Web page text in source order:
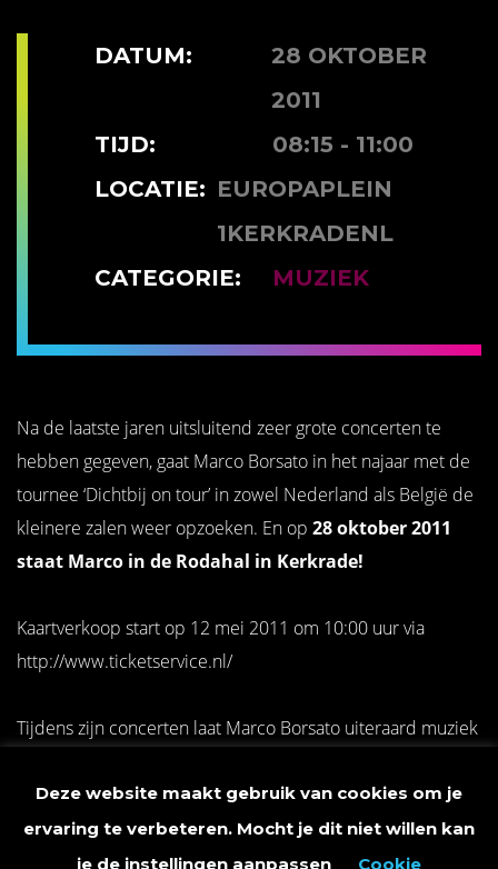
DATUM:
28 OKTOBER
2011
TIJD:
08:15 - 11:00
LOCATIE: EUROPAPLEIN
1KERKRADENL
CATEGORIE:
MUZIEK
Na de laatste jaren uitsluitend zeer grote concerten te
hebben gegeven, gaat Marco Borsato in het najaar met de
tournee ‘Dichtbij on tour’ in zowel Nederland als België de
kleinere zalen weer opzoeken. En op 28 oktober 2011
staat Marco in de Rodahal in Kerkrade!
Kaartverkoop start op 12 mei 2011 om 10:00 uur via
http://www.ticketservice.nl/
Tijdens zijn concerten laat Marco Borsato uiteraard muziek
eerdere hits zullen niet ontbreken.“Ik vind het heerlijk om
deze grootse optredens te doen, maar ik kan niet wachten om
het land weer een keer in te gaan. Letterlijk naar het publiek
Deze website maakt gebruik van cookies om je
ervaring te verbeteren. Mocht je dit niet willen kan
je de instellingen aanpassen
Cookie